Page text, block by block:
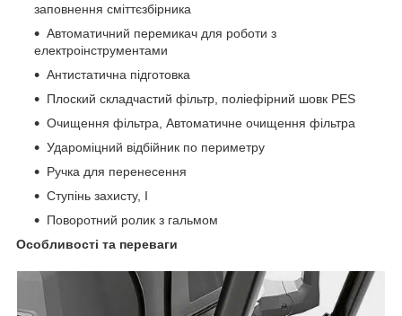
заповнення сміттєзбірника
Автоматичний перемикач для роботи з
електроінструментами
Антистатична підготовка
Плоский складчастий фільтр, поліефірний шовк PES
Очищення фільтра, Автоматичне очищення фільтра
Удароміцний відбійник по периметру
Ручка для перенесення
Ступінь захисту, I
Поворотний ролик з гальмом
Особливості та переваги